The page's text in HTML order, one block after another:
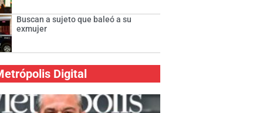
Buscan a sujeto que baleó a su
exmujer
Digital